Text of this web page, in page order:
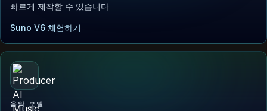
빠르게 제작할 수 있습니다
Suno V6 체험하기
음악 모델